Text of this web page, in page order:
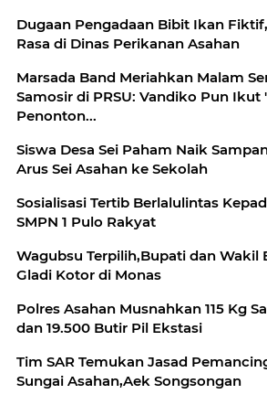
Dugaan Pengadaan Bibit Ikan
Rasa di Dinas Perikanan Asahan
Marsada Band Meriahkan Malam
Samosir di PRSU: Vandiko Pun Ikut
Penonton...
Siswa Desa Sei Paham Naik
Arus Sei Asahan ke Sekolah
Sosialisasi Tertib Berlalulintas
SMPN 1 Pulo Rakyat
Wagubsu Terpilih,Bupati dan Wakil
Gladi Kotor di Monas
Polres Asahan Musnahkan 115 Kg
dan 19.500 Butir Pil Ekstasi
Tim SAR Temukan Jasad
Sungai Asahan,Aek Songsongan